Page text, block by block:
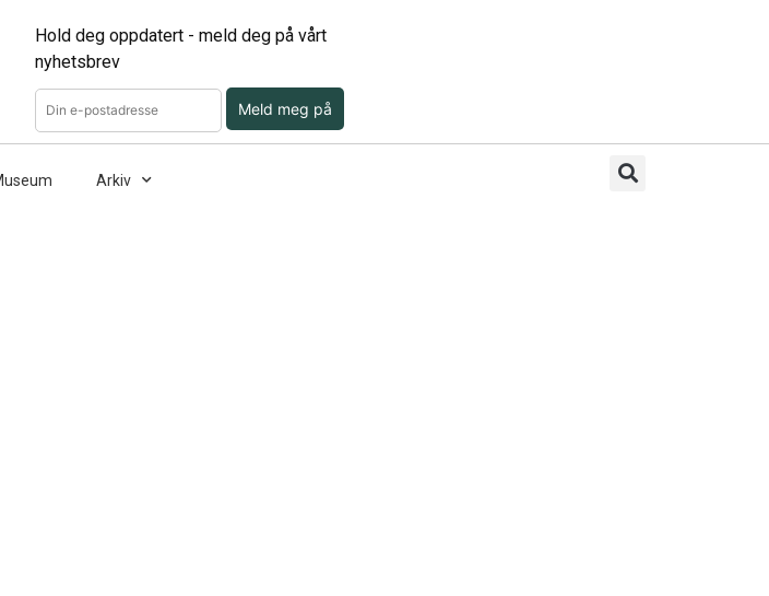
Hold deg oppdatert - meld deg på vårt
nyhetsbrev
Meld meg på
Arkiv